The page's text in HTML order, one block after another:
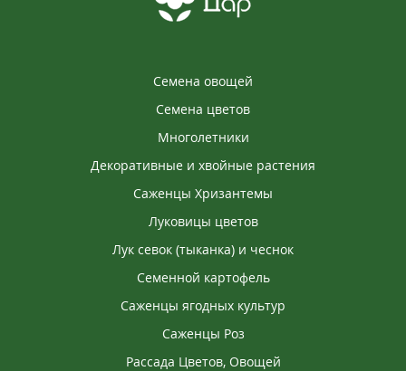
Семена овощей
Семена цветов
Многолетники
Декоративные и хвойные растения
Саженцы Хризантемы
Луковицы цветов
Лук севок (тыканка) и чеснок
Семенной картофель
Саженцы ягодных культур
Саженцы Роз
Рассада Цветов, Овощей